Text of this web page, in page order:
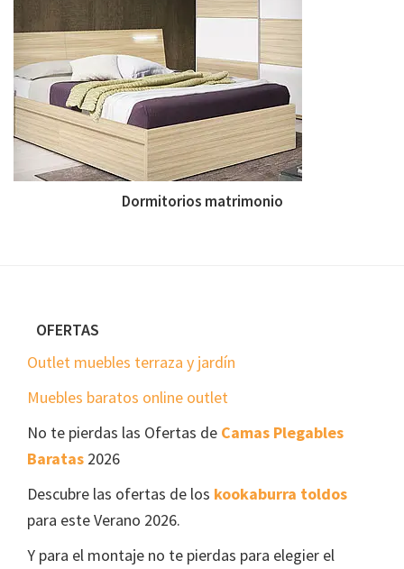
Dormitorios matrimonio
FooterOFERTAS
Outlet muebles terraza y jardín
Muebles baratos online outlet
No te pierdas las Ofertas de Camas Plegables
Baratas 2026
Descubre las ofertas de los kookaburra toldos
para este Verano 2026.
Y para el montaje no te pierdas para elegier el